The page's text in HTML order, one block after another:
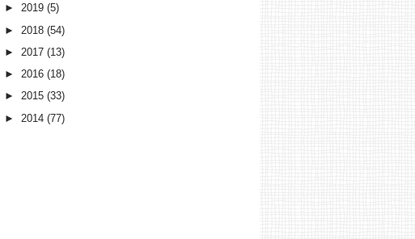
► 2019 (5)
► 2018 (54)
► 2017 (13)
► 2016 (18)
► 2015 (33)
► 2014 (77)